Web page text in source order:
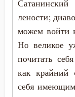
Совершенство
Совесть
Созерцание
лености;
можем войти
Но великое
почитать
как
себя